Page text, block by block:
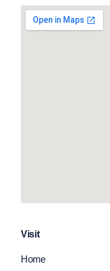
Visit
Home